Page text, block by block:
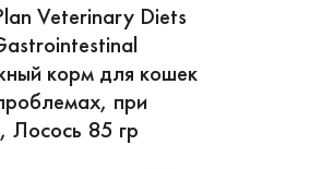
Veterinary Diets
корм для кошек
при
85 гр